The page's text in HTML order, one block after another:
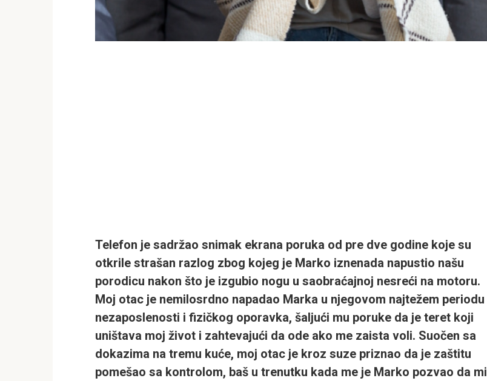
Telefon je sadržao snimak ekrana poruka od pre dve godine koje su
otkrile strašan razlog zbog kojeg je Marko iznenada napustio našu
porodicu nakon što je izgubio nogu u saobraćajnoj nesreći na motoru.
Moj otac je nemilosrdno napadao Marka u njegovom najtežem periodu
nezaposlenosti i fizičkog oporavka, šaljući mu poruke da je teret koji
uništava moj život i zahtevajući da ode ako me zaista voli. Suočen sa
dokazima na tremu kuće, moj otac je kroz suze priznao da je zaštitu
pomešao sa kontrolom, baš u trenutku kada me je Marko pozvao da mi